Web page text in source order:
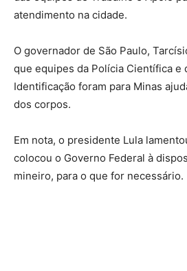
atendimento na cidade.
O governador de São Paulo,
que equipes da Polícia Científica e
Identificação foram para Minas
dos corpos.
Em nota, o presidente Lula
colocou o Governo Federal à
mineiro, para o que for necessário.